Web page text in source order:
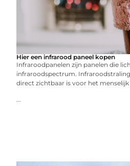
Hier een infrarood paneel kopen
Infraroodpanelen zijn panelen die
infraroodspectrum.
direct zichtbaar is voor het
...